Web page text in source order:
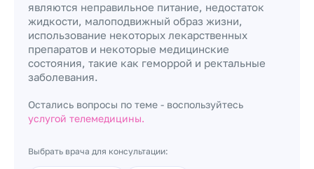
являются неправильное питание, недостаток
жидкости, малоподвижный образ жизни,
использование некоторых лекарственных
препаратов и некоторые медицинские
состояния, такие как геморрой и ректальные
заболевания.
Остались вопросы по теме - воспользуйтесь
услугой телемедицины.
Выбрать врача для консультации: